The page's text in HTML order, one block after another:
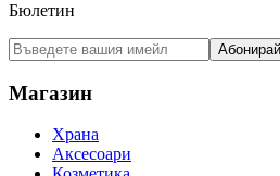
Бюлетин
Магазин
Храна
Аксесоари